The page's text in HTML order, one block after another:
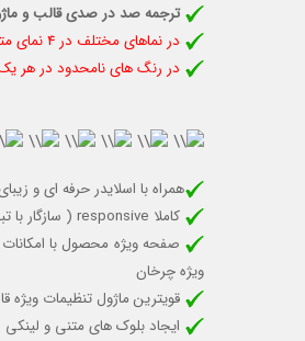
ترجمه صد در صدی قالب و
در نماهای مختلف در 4 نمای متفاوت در رنگ های متفاوت و با قابلیت تغييرات كاربری دلخواه شما
در رنگ های نامحدود در هر یک
همراه با اسلایدر حرفه ای و
کاملا responsive (
سازگار با
صفحه ویژه محصول با
ویژه چرخان
قویترین ماژول تنظیمات ویژه
ایجاد بلوک های متنی و